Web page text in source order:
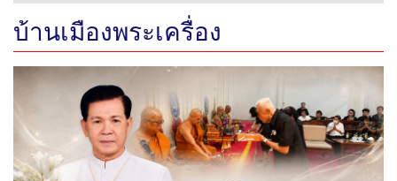
บ้านเมืองพระเครื่อง